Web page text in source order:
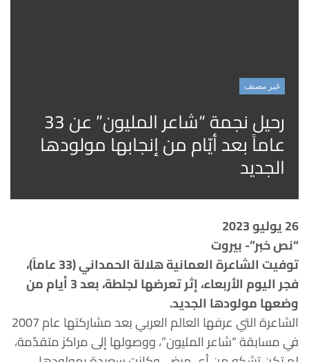
غير مصنف
رحيل نجمة “شاعر المليون” عن 33
عاماً بعد أيّام من إنجابها مولودها
الجديد
26 يوليو 2023
“نص خبر”- بيروت
توفيت الشاعرة العمانية هلالة الحمداني (33 عاماً)،
فجر اليوم الأربعاء، إثر تعرضها لجلطة، بعد 3 أيام من
وضعها مولودها الجديد.
الشاعرة التي عرفها العالم العربي بعد مشاركتها عام 2007
في مسابقة “شاعر المليون”، ووصولها إلى مراكز متقدّمة،